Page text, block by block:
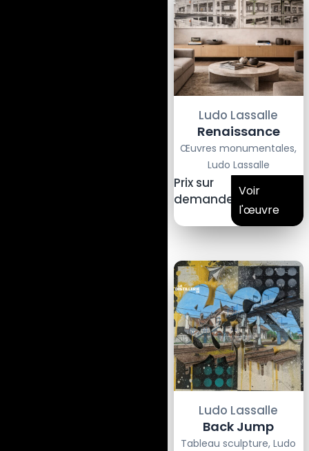
Ludo Lassalle
Renaissance
Œuvres monumentales,
Ludo Lassalle
Prix sur
demande
Voir
l'œuvre
Ludo Lassalle
Back Jump
Tableau sculpture,Ludo